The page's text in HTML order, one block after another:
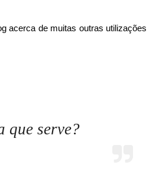
acerca de muitas outras utilizações
que serve?